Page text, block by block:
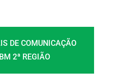
DE COMUNICAÇÃO
2ª REGIÃO